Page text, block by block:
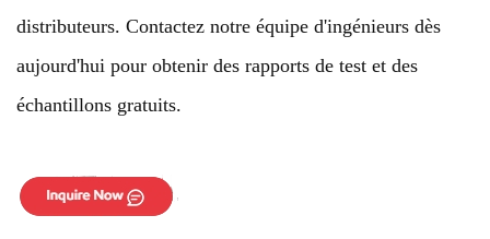
distributeurs. Contactez notre équipe d'ingénieurs dès
aujourd'hui pour obtenir des rapports de test et des
échantillons gratuits.